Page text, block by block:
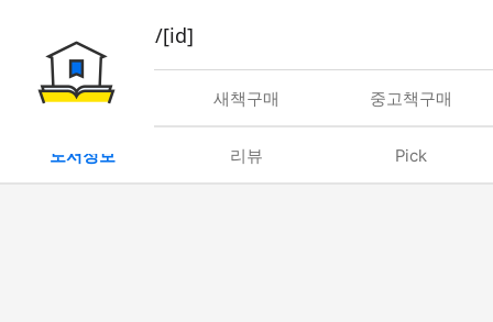
book/rent/[id]
대여 새책구매 중고책구매
도서정보 리뷰 Pick